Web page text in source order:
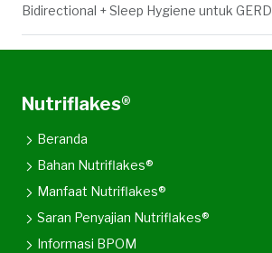
Bidirectional + Sleep Hygiene untuk GERD
Nutriflakes®
Beranda
Bahan Nutriflakes®
Manfaat Nutriflakes®
Saran Penyajian Nutriflakes®
Informasi BPOM